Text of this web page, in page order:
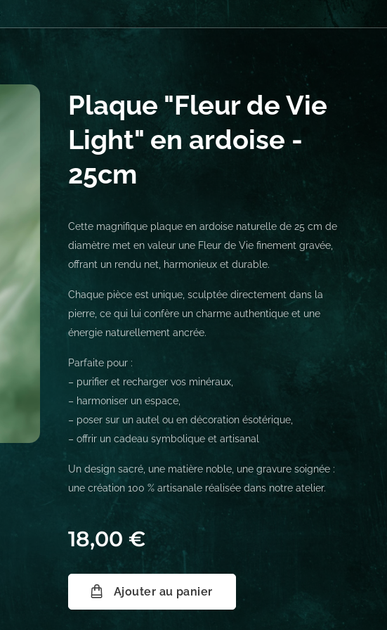
Plaque "Fleur de Vie
Light" en ardoise -
25cm
Cette magnifique plaque en ardoise naturelle de 25 cm de
diamètre met en valeur une Fleur de Vie finement gravée,
offrant un rendu net, harmonieux et durable.
Chaque pièce est unique, sculptée directement dans la
pierre, ce qui lui confère un charme authentique et une
énergie naturellement ancrée.
Parfaite pour :
– purifier et recharger vos minéraux,
– harmoniser un espace,
– poser sur un autel ou en décoration ésotérique,
– offrir un cadeau symbolique et artisanal
Un design sacré, une matière noble, une gravure soignée :
une création 100 % artisanale réalisée dans notre atelier.
18,00 €
Ajouter au panier